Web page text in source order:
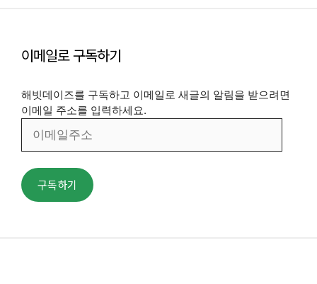
이메일로 구독하기
해빗데이즈를 구독하고 이메일로 새글의 알림을 받으려면
이메일 주소를 입력하세요.
일
주
소
구독하기